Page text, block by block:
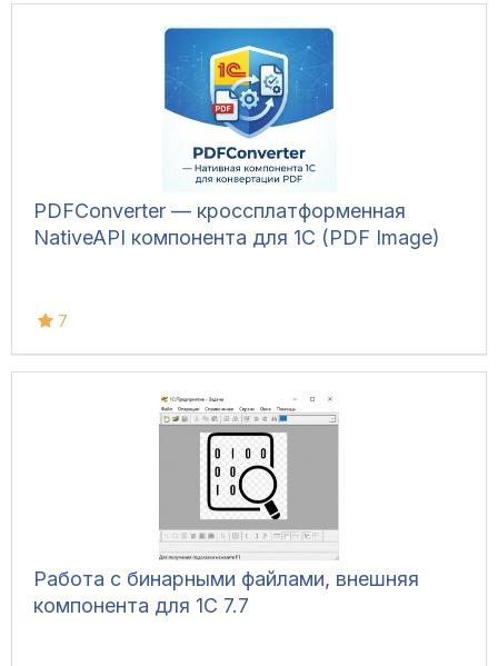
PDFConverter — кроссплатформенная
NativeAPI компонента для 1С (PDF Image)
7
Работа с бинарными файлами, внешняя
компонента для 1С 7.7